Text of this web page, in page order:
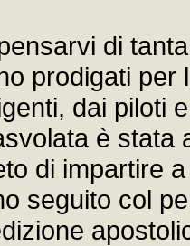
di
prodigati
dai piloti
è stata
di impartire
seguito col